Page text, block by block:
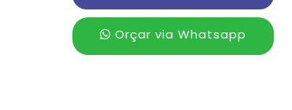
Orçar via Whatsapp